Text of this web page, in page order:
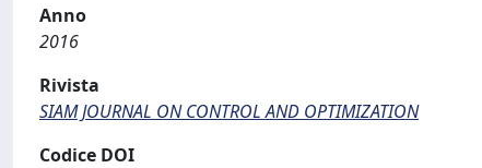
Anno
2016
Rivista
SIAM JOURNAL ON CONTROL AND OPTIMIZATION
Codice DOI